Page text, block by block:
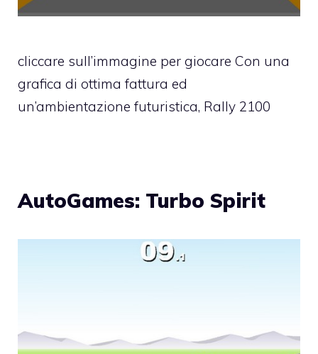
cliccare sull’immagine per giocare Con una
grafica di ottima fattura ed
un’ambientazione futuristica, Rally 2100
AutoGames: Turbo Spirit